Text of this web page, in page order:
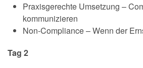
Praxisgerechte Umsetzung –
kommunizieren
Non-Compliance – Wenn der
Tag 2